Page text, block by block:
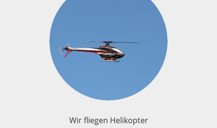
Wir fliegen Helikopter